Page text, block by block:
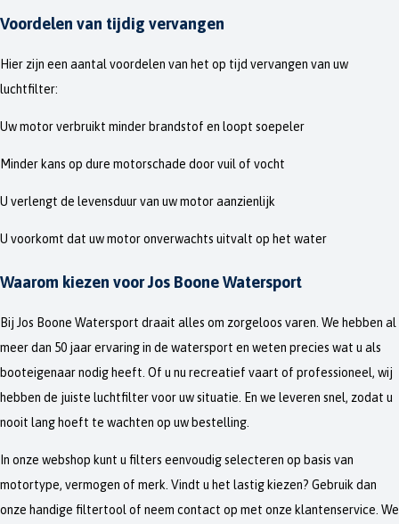
Voordelen van tijdig vervangen
Hier zijn een aantal voordelen van het op tijd vervangen van uw
luchtfilter:
Uw motor verbruikt minder brandstof en loopt soepeler
Minder kans op dure motorschade door vuil of vocht
U verlengt de levensduur van uw motor aanzienlijk
U voorkomt dat uw motor onverwachts uitvalt op het water
Waarom kiezen voor Jos Boone Watersport
Bij Jos Boone Watersport draait alles om zorgeloos varen. We hebben al
meer dan 50 jaar ervaring in de watersport en weten precies wat u als
booteigenaar nodig heeft. Of u nu recreatief vaart of professioneel, wij
hebben de juiste luchtfilter voor uw situatie. En we leveren snel, zodat u
nooit lang hoeft te wachten op uw bestelling.
In onze webshop kunt u filters eenvoudig selecteren op basis van
motortype, vermogen of merk. Vindt u het lastig kiezen? Gebruik dan
onze handige filtertool of neem contact op met onze klantenservice. We